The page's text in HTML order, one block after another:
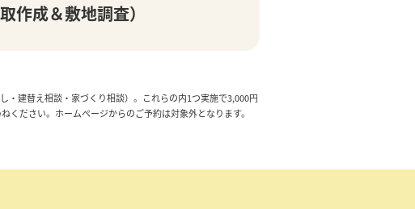
作成＆敷地調査）
建替え相談・家づくり相談）。これらの内1つ実施で3,000円
ださい。ホームページからのご予約は対象外となります。